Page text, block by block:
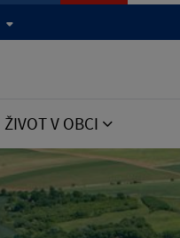
ŽIVOT V OBCI